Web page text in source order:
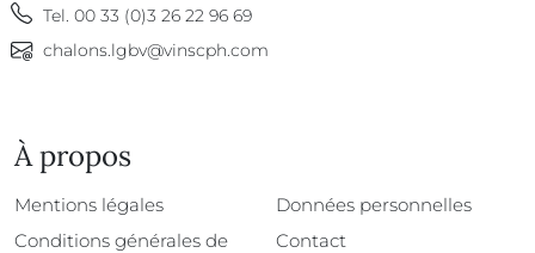
Tel. 00 33 (0)3 26 22 96 69
chalons.lgbv@vinscph.com
À propos
À propos
Mentions légales
Conditions générales de
Données personnelles
Contact